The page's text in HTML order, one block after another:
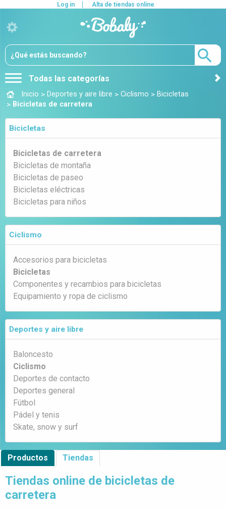
Todas las categorías
Log in Alta de tiendas online
Inicio > Deportes y aire libre > Ciclismo > Bicicletas
> Bicicletas de carretera
Bicicletas
Bicicletas de carretera
Bicicletas de montaña
Bicicletas de paseo
Bicicletas eléctricas
Bicicletas para niños
Ciclismo
Accesorios para bicicletas
Bicicletas
Componentes y recambios para bicicletas
Equipamiento y ropa de ciclismo
Deportes y aire libre
Baloncesto
Ciclismo
Deportes de contacto
Deportes general
Fútbol
Pádel y tenis
Skate, snow y surf
Productos Tiendas
Tiendas online de bicicletas de
carretera